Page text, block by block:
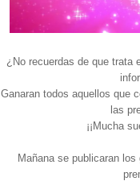
¿No recuerdas de que trata
Ganaran todos aquellos que
las
¡¡Mucha
Mañana se publicaran